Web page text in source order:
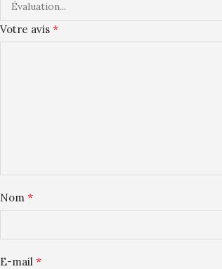
Votre avis *
Nom *
E-mail *